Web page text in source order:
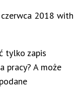
2018 with
tylko zapis
pracy? A może